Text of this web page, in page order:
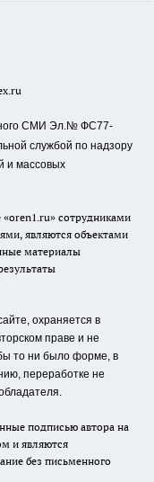
СМИ Эл.№ ФС77-
службой по надзору
и массовых
сотрудниками
являются объектами
материалы
охраняется в
праве и не
то ни было форме, в
переработке не
подписью автора на
и являются
без письменного